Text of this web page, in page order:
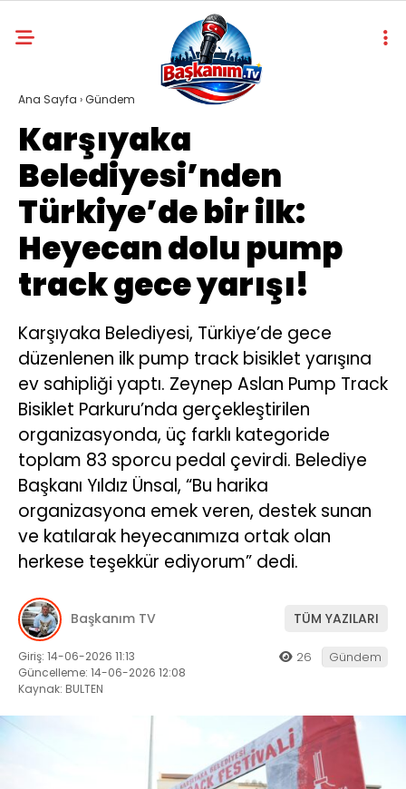
Ana Sayfa ›Gündem
Karşıyaka
Belediyesi’nden
Türkiye’de bir ilk:
Heyecan dolu pump
track gece yarışı!
Karşıyaka Belediyesi, Türkiye’de gece
düzenlenen ilk pump track bisiklet yarışına
ev sahipliği yaptı. Zeynep Aslan Pump Track
Bisiklet Parkuru’nda gerçekleştirilen
organizasyonda, üç farklı kategoride
toplam 83 sporcu pedal çevirdi. Belediye
Başkanı Yıldız Ünsal, “Bu harika
organizasyona emek veren, destek sunan
ve katılarak heyecanımıza ortak olan
herkese teşekkür ediyorum” dedi.
Başkanım TV TÜM YAZILARI
Giriş: 14-06-2026 11:13
Güncelleme: 14-06-2026 12:08
Kaynak: BULTEN
26 Gündem